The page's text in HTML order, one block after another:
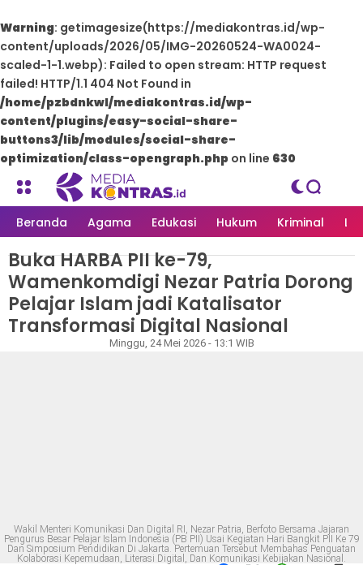
Warning: getimagesize(https://mediakontras.id/wp-
content/uploads/2026/05/IMG-20260524-WA0024-
scaled-1-1.webp): Failed to open stream: HTTP request
failed! HTTP/1.1 404 Not Found in
/home/pzbdnkwl/mediakontras.id/wp-
content/plugins/easy-social-share-
buttons3/lib/modules/social-share-
optimization/class-opengraph.php on line 630
Beranda Agama Edukasi Hukum Kriminal
MEDIAKONTRAS.ID/ NASIONAL
Buka HARBA PII ke-79,
Wamenkomdigi Nezar Patria Dorong
Pelajar Islam jadi Katalisator
Transformasi Digital Nasional
Minggu, 24 Mei 2026 - 13:1 WIB
Wakil Menteri Komunikasi Dan Digital RI, Nezar Patria, Berfoto Bersama Jajaran
Pengurus Besar Pelajar Islam Indonesia (PB PII) Usai Kegiatan Hari Bangkit PII Ke 79
Dan Simposium Pendidikan Di Jakarta. Pertemuan Tersebut Membahas Penguatan
Kolaborasi Kepemudaan, Literasi Digital, Dan Komunikasi Kebijakan Nasional.